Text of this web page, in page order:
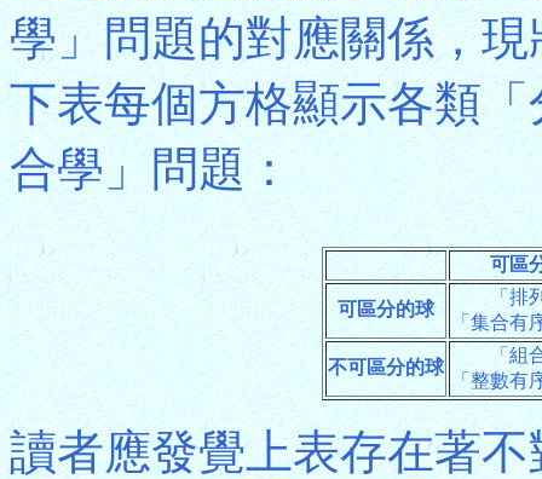
學」問題的對應關係，
下表每個方格顯示各類
合學」問題：
可區
可區分的球
「排
「集合有
不可區分的球
「組
「整數有
讀者應發覺上表存在著